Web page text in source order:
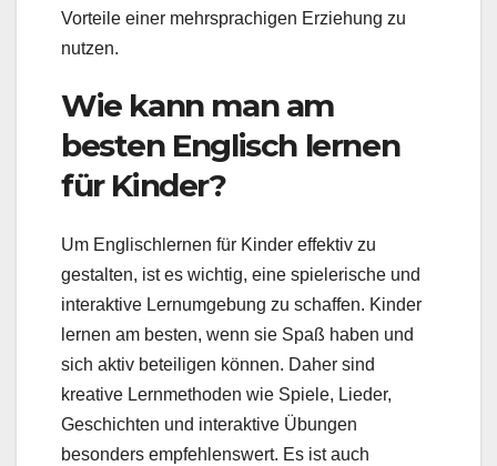
Vorteile einer mehrsprachigen Erziehung zu
nutzen.
Wie kann man am
besten Englisch lernen
für Kinder?
Um Englischlernen für Kinder effektiv zu
gestalten, ist es wichtig, eine spielerische und
interaktive Lernumgebung zu schaffen. Kinder
lernen am besten, wenn sie Spaß haben und
sich aktiv beteiligen können. Daher sind
kreative Lernmethoden wie Spiele, Lieder,
Geschichten und interaktive Übungen
besonders empfehlenswert. Es ist auch